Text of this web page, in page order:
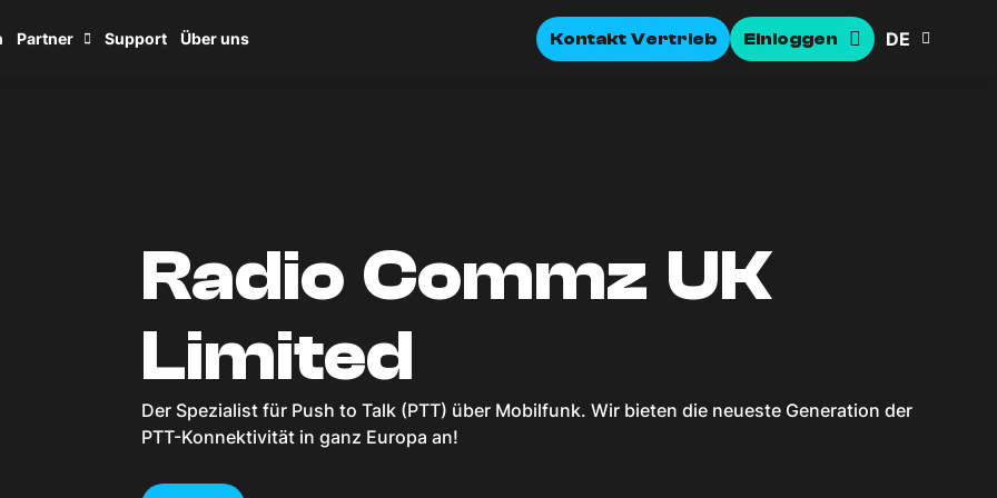
Partner Support Über uns Kontakt Vertrieb Einloggen DE
Radio Commz UK
Limited
Der Spezialist für Push to Talk (PTT) über Mobilfunk. Wir bieten die neueste Generation der
PTT-Konnektivität in ganz Europa an!